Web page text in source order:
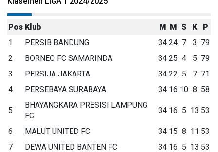
Pos Klub M M S K
P
1
PERSIB BANDUNG 34 24 7 3 79
2
BORNEO FC SAMARINDA 34 25 4 5 79
3
PERSIJA JAKARTA 34 22 5 7 71
4
PERSEBAYA SURABAYA 34 16 10 8 58
5
BHAYANGKARA PRESISI LAMPUNG
FC
34 16 5 13 53
6 MALUT UNITED FC 34 15 8 11 53
7
DEWA UNITED BANTEN FC 34 16 5 13 53